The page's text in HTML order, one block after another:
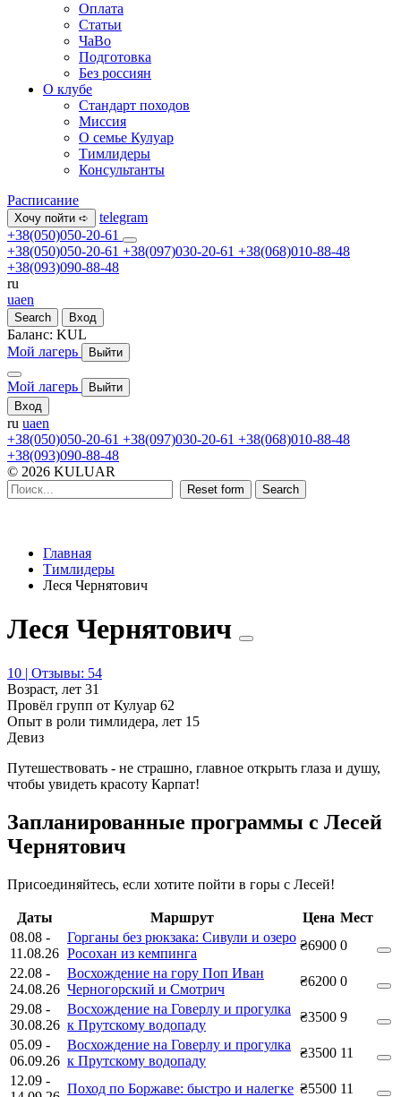
Оплата
Статьи
ЧаВо
Подготовка
Без россиян
О клубе
Стандарт походов
Миссия
О семье Кулуар
Тимлидеры
Консультанты
Расписание
Хочу пойти ➪
telegram
+38(050)050-20-61
+38(050)050-20-61 +38(097)030-20-61 +38(068)010-88-48
+38(093)090-88-48
ru
uaen
Search Вход
Баланс: KUL
Мой лагерь
Выйти
Мой лагерь
Выйти
Вход
ru uaen
+38(050)050-20-61 +38(097)030-20-61 +38(068)010-88-48
+38(093)090-88-48
© 2026 KULUAR
Reset form Search
Главная
Тимлидеры
Леся Чернятович
Леся Чернятович
10 | Отзывы: 54
Возраст, лет 31
Провёл групп от Кулуар 62
Опыт в роли тимлидера, лет 15
Девиз
Путешествовать - не страшно, главное открыть глаза и душу,
чтобы увидеть красоту Карпат!
Запланированные программы с Лесей
Чернятович
Присоединяйтесь, если хотите пойти в горы с Лесей!
Даты Маршрут Цена Мест
08.08 -
11.08.26
Горганы без рюкзака: Сивули и озеро
Росохан из кемпинга
₴6900 0
22.08 -
24.08.26
Восхождение на гору Поп Иван
Черногорский и Смотрич
₴6200 0
29.08 -
30.08.26
Восхождение на Говерлу и прогулка
к Прутскому водопаду
₴3500 9
05.09 -
06.09.26
Восхождение на Говерлу и прогулка
к Прутскому водопаду
₴3500 11
12.09 -
Поход по Боржаве: быстро и налегке ₴5500 11